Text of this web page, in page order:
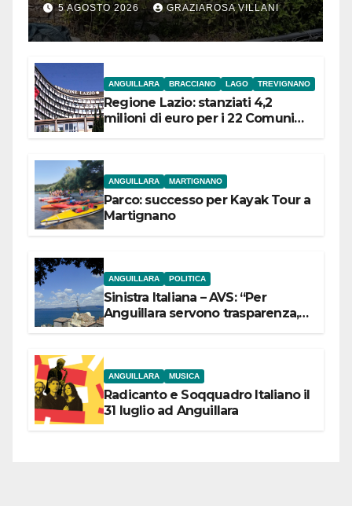
5 AGOSTO 2026 GRAZIAROSA VILLANI
ANGUILLARA BRACCIANO LAGO TREVIGNANO
Regione Lazio: stanziati 4,2
milioni di euro per i 22 Comuni
ANGUILLARA MARTIGNANO
Parco: successo per Kayak Tour a
Martignano
ANGUILLARA POLITICA
Sinistra Italiana – AVS: “Per
Anguillara servono trasparenza,
ANGUILLARA MUSICA
Radicanto e Soqquadro Italiano il
31 luglio ad Anguillara